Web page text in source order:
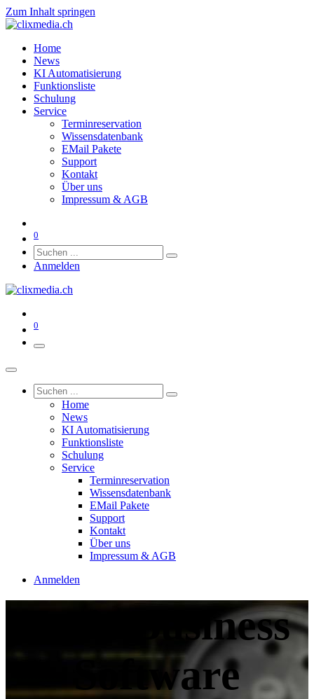
Zum Inhalt springen
Home
News
KI Automatisierung
Funktionsliste
Schulung
Service
Terminreservation
Wissensdatenbank
EMail Pakete
Support
Kontakt
Über uns
Impressum & AGB
0
Anmelden
0
Home
News
KI Automatisierung
Funktionsliste
Schulung
Service
Terminreservation
Wissensdatenbank
EMail Pakete
Support
Kontakt
Über uns
Impressum & AGB
Anmelden
Freie Business
Software